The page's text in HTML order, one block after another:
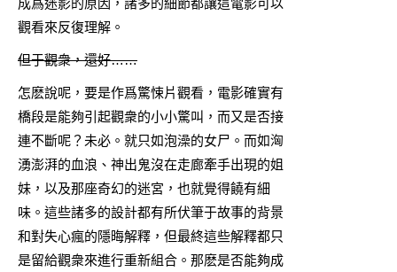
成爲迷影的原因，諸多的細節都讓這電影可以
觀看來反復理解。
但于觀衆，還好……
怎麽說呢，要是作爲驚悚片觀看，電影確實有
橋段是能夠引起觀衆的小小驚叫，而又是否接
連不斷呢？未必。就只如泡澡的女尸。而如洶
湧澎湃的血浪、神出鬼沒在走廊牽手出現的姐
妹，以及那座奇幻的迷宮，也就覺得饒有細
味。這些諸多的設計都有所伏筆于故事的背景
和對失心瘋的隱晦解釋，但最終這些解釋都只
是留給觀衆來進行重新組合。那麽是否能夠成